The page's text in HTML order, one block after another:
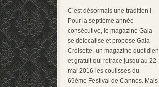
C’est désormais une tradition !
Pour la septième année
consécutive, le magazine Gala
se délocalise et propose Gala
Croisette, un magazine quotidien
et gratuit qui retrace jusqu’au 22
mai 2016 les coulisses du
69ème Festival de Cannes. Mais